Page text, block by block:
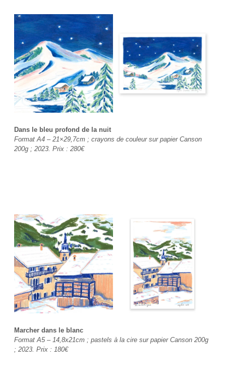
Dans le bleu profond de la nuit
Format A4 – 21×29,7cm ; crayons de couleur sur papier Canson
200g ; 2023. Prix : 280€
Marcher dans le blanc
Format A5 – 14,8x21cm ; pastels à la cire sur papier Canson 200g
; 2023. Prix : 180€